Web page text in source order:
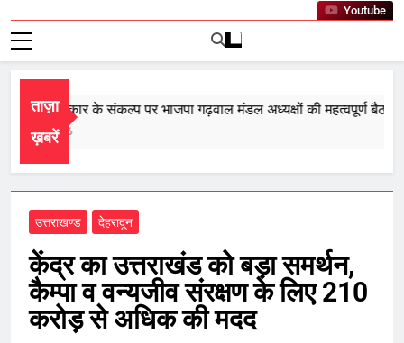
Youtube
ताज़ा
ख़बरें
बार सरकार के संकल्प पर भाजपा गढ़वाल मंडल अध्यक्षों की महत्वपूर्ण बैठक
8, 2026
उत्तराखण्ड देहरादून
केंद्र का उत्तराखंड को बड़ा समर्थन,
कैम्पा व वन्यजीव संरक्षण के लिए 210
करोड़ से अधिक की मदद